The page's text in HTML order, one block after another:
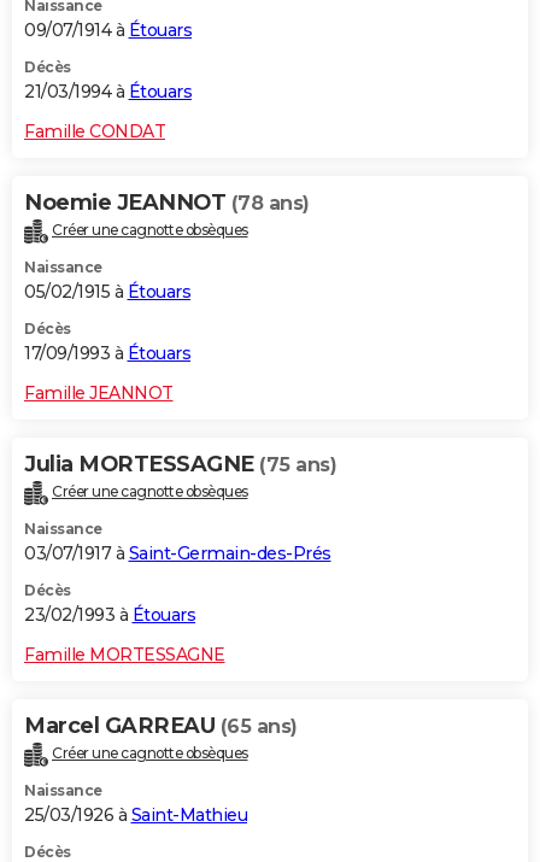
Naissance
09/07/1914 à Étouars
Décès
21/03/1994 à Étouars
Famille CONDAT
Noemie JEANNOT (78 ans)
Créer une cagnotte obsèques
Naissance
05/02/1915 à Étouars
Décès
17/09/1993 à Étouars
Famille JEANNOT
Julia MORTESSAGNE (75 ans)
Créer une cagnotte obsèques
Naissance
03/07/1917 à Saint-Germain-des-Prés
Décès
23/02/1993 à Étouars
Famille MORTESSAGNE
Marcel GARREAU (65 ans)
Créer une cagnotte obsèques
Naissance
25/03/1926 à Saint-Mathieu
Décès